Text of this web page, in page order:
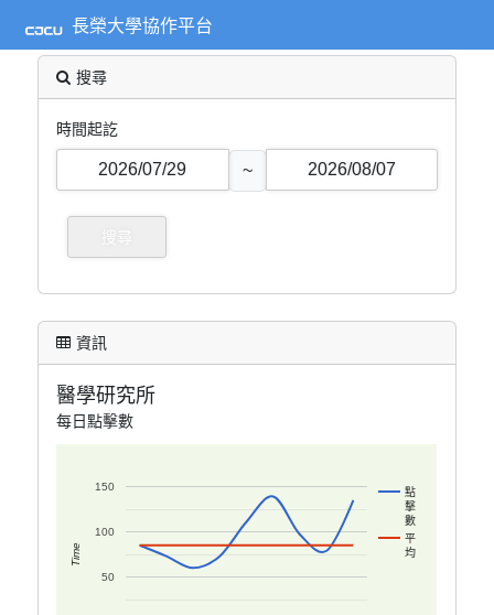
長榮大學協作平台
搜尋
時間起訖
~
資訊
醫學研究所
每日點擊數
點
擊
數
平
均
50
100
150
Time